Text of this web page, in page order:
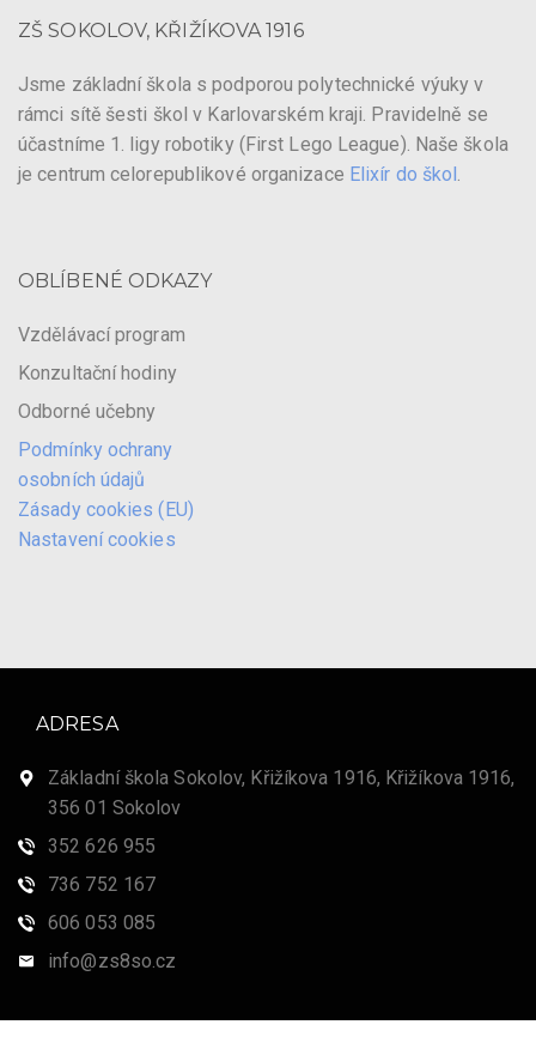
ZŠ SOKOLOV, KŘIŽÍKOVA 1916
Jsme základní škola s podporou polytechnické výuky v
rámci sítě šesti škol v Karlovarském kraji. Pravidelně se
účastníme 1. ligy robotiky (First Lego League). Naše škola
je centrum celorepublikové organizace Elixír do škol
OBLÍBENÉ ODKAZY
Vzdělávací program
Konzultační hodiny
Odborné učebny
Podmínky ochrany
osobních údajů
Zásady cookies (EU)
Nastavení cookies
ADRESA
Základní škola Sokolov, Křižíkova 1916, Křižíkova 1916,
356 01 Sokolov
352 626 955
736 752 167
606 053 085
info@zs8so.cz